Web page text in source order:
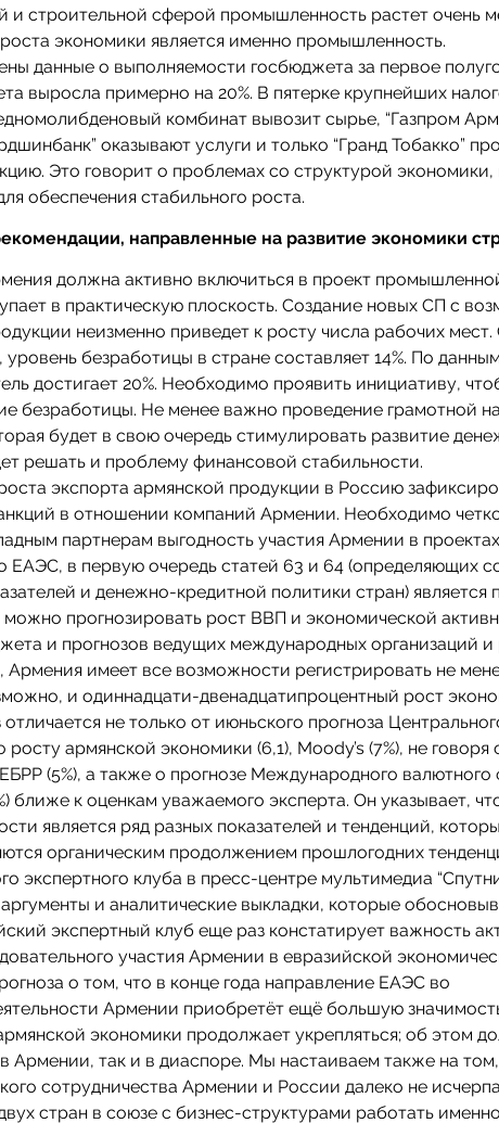
и строительной сферой промышленность растет очень
экономики является именно промышленность.
данные о выполняемости госбюджета за первое
выросла примерно на 20%. В пятерке крупнейших
комбинат вывозит сырье, “Газпром
оказывают услуги и только “Гранд Тобакко”
Это говорит о проблемах со структурой
обеспечения стабильного роста.
направленные на развитие экономики
должна активно включиться в проект
в практическую плоскость. Создание новых СП с
неизменно приведет к росту числа рабочих мест.
безработицы в стране составляет 14%. По
достигает 20%. Необходимо проявить инициативу,
безработицы. Не менее важно проведение грамотной
будет в свою очередь стимулировать развитие
решать и проблему финансовой стабильности.
экспорта армянской продукции в Россию
в отношении компаний Армении. Необходимо
партнерам выгодность участия Армении в
ЕАЭС, в первую очередь статей 63 и 64 (определяющих
и денежно-кредитной политики стран) является
можно прогнозировать рост ВВП и экономической
и прогнозов ведущих международных организаций и
Армения имеет все возможности регистрировать не
и одиннадцати-двенадцатипроцентный рост
не только от июньского прогноза
росту армянской экономики (6,1), Moody’s (7%), не говоря
(5%), а также о прогнозе Международного валютного
ближе к оценкам уважаемого эксперта. Он указывает,
является ряд разных показателей и тенденций,
органическим продолжением прошлогодних
экспертного клуба в пресс-центре мультимедиа
и аналитические выкладки, которые
экспертный клуб еще раз констатирует важность
участия Армении в евразийской
о том, что в конце года направление ЕАЭС во
Армении приобретёт ещё большую
экономики продолжает укрепляться; об этом
Армении, так и в диаспоре. Мы настаиваем также на
сотрудничества Армении и России далеко не
стран в союзе с бизнес-структурами работать